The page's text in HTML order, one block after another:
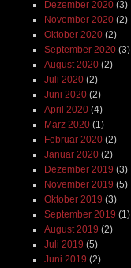
Dezember 2020(3)
November 2020(2)
Oktober 2020(2)
September 2020(3)
August 2020(2)
Juli 2020(2)
Juni 2020(2)
April 2020(4)
März 2020(1)
Februar 2020(2)
Januar 2020(2)
Dezember 2019 (3)
November 2019 (5)
Oktober 2019 (3)
September 2019 (1)
August 2019 (2)
Juli 2019 (5)
Juni 2019 (2)